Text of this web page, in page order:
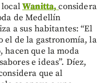
localWanitta,considera
de Medellín
a sus habitantes: “El
el de la gastronomía, la
que la moda
e ideas”. Díez,
que al